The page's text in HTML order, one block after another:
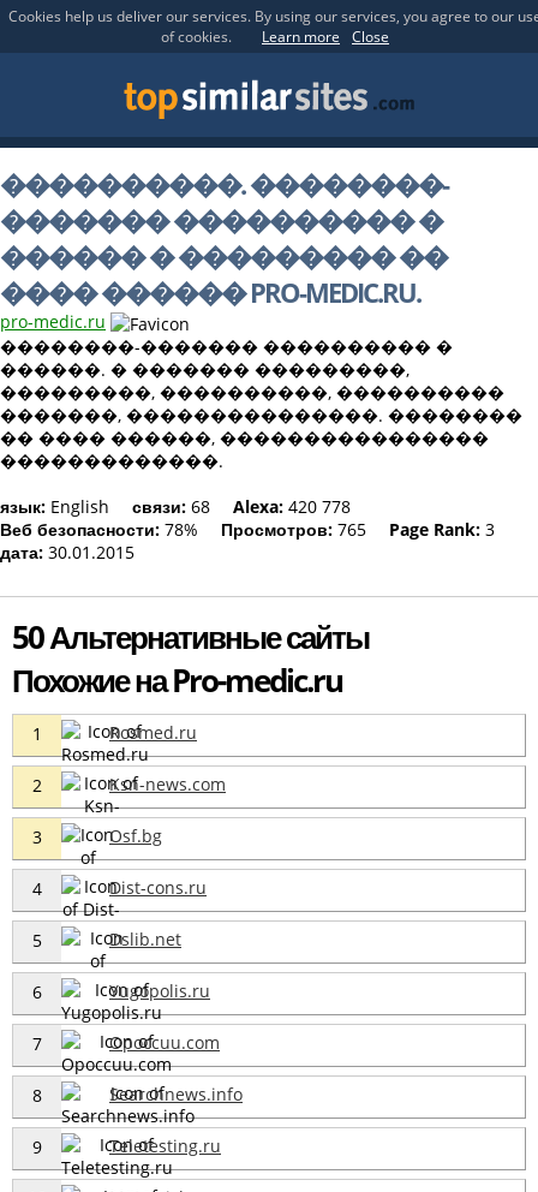
Cookies help us deliver our services. By using our services, you agree to our
of cookies.
Learn more Close
����������. ��������-
������� ���������� �
������ � ��������� ��
���� ������ PRO-MEDIC.RU.
pro-medic.ru
��������-������� ���������� �
������. � ������� ���������,
���������, ����������, ����������
�������, ���������������. ��������
�� ���� ������, ����������������
�������������.
язык: English связи: 68 Alexa: 420 778
Веб безопасности: 78% Просмотров: 765 Page Rank: 3
дата: 30.01.2015
50 Альтернативные сайты
Похожие на Pro-medic.ru
1 Rosmed.ru
2 Ksn-news.com
3 Osf.bg
4 Dist-cons.ru
5 Dslib.net
6 Yugopolis.ru
7 Opoccuu.com
8 Searchnews.info
9 Teletesting.ru